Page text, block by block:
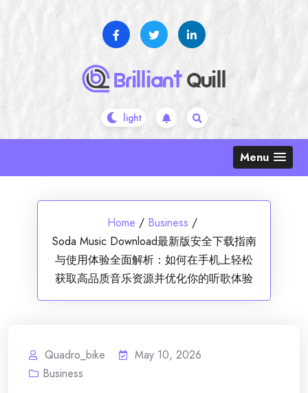
content
Menu
Home / Business /
Soda Music Download最新版安全下载指南
与使用体验全面解析：如何在手机上轻松
获取高品质音乐资源并优化你的听歌体验
Quadro_bike
May 10, 2026
Business